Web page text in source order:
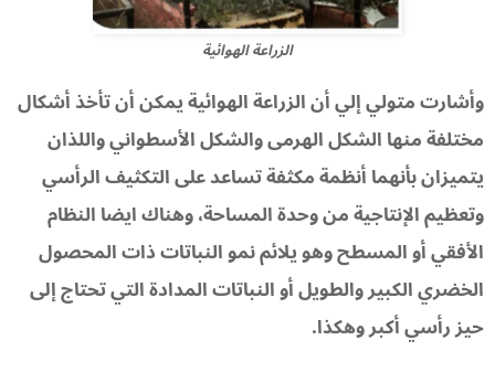
الزراعة الهوائية
وأشارت متولي إلي أن الزراعة الهوائية يمكن أن تأخذ أشكال
مختلفة منها الشكل الهرمى والشكل الأسطواني واللذان
يتميزان بأنهما أنظمة مكثفة تساعد على التكثيف الرأسي
وتعظيم الإنتاجية من وحدة المساحة، وهناك ايضا النظام
الأفقي أو المسطح وهو يلائم نمو النباتات ذات المحصول
الخضري الكبير والطويل أو النباتات المدادة التي تحتاج إلى
حيز رأسي أكبر وهكذا.